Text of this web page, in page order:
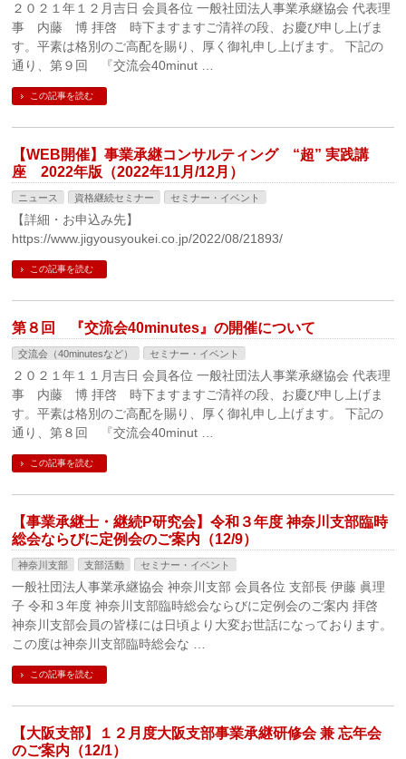
２０２１年１２月吉日 会員各位 一般社団法人事業承継協会 代表理
事 内藤 博 拝啓 時下ますますご清祥の段、お慶び申し上げま
す。平素は格別のご高配を賜り、厚く御礼申し上げます。 下記の
通り、第９回 『交流会40minut …
この記事を読む
【WEB開催】事業承継コンサルティング “超” 実践講
座 2022年版（2022年11月/12月）
ニュース 資格継続セミナー セミナー・イベント
【詳細・お申込み先】
https://www.jigyousyoukei.co.jp/2022/08/21893/
この記事を読む
第８回 『交流会40minutes』の開催について
交流会（40minutesなど） セミナー・イベント
２０２１年１１月吉日 会員各位 一般社団法人事業承継協会 代表理
事 内藤 博 拝啓 時下ますますご清祥の段、お慶び申し上げま
す。平素は格別のご高配を賜り、厚く御礼申し上げます。 下記の
通り、第８回 『交流会40minut …
この記事を読む
【事業承継士・継続P研究会】令和３年度 神奈川支部臨時
総会ならびに定例会のご案内（12/9）
神奈川支部 支部活動 セミナー・イベント
一般社団法人事業承継協会 神奈川支部 会員各位 支部長 伊藤 眞理
子 令和３年度 神奈川支部臨時総会ならびに定例会のご案内 拝啓
神奈川支部会員の皆様には日頃より大変お世話になっております。
この度は神奈川支部臨時総会な …
この記事を読む
【大阪支部】１２月度大阪支部事業承継研修会 兼 忘年会
のご案内（12/1）